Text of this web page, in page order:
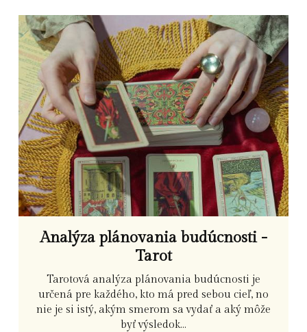
Analýza plánovania budúcnosti -
Tarot
Tarotová analýza plánovania budúcnosti je
určená pre každého, kto má pred sebou cieľ, no
nie je si istý, akým smerom sa vydať a aký môže
byť výsledok...